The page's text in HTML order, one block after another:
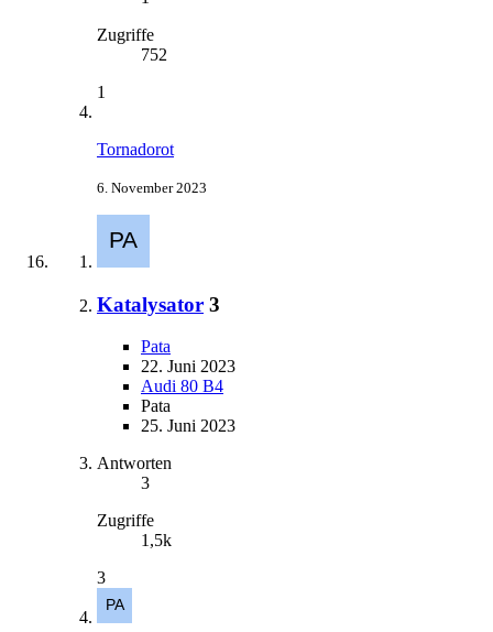
Zugriffe
752
1
Tornadorot
6. November 2023
Katalysator 3
Pata
22. Juni 2023
Audi 80 B4
Pata
25. Juni 2023
Antworten
3
Zugriffe
1,5k
3